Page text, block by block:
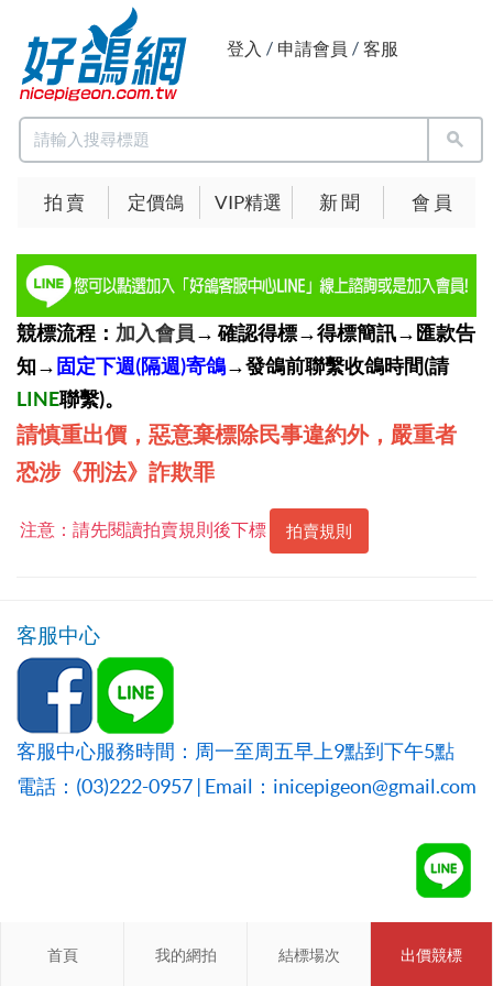
登入 / 申請會員 / 客服
拍 賣 定價鴿 VIP精選 新 聞 會 員
競標流程： 加入會員→ 確認得標→得標簡訊→匯款告
知→ 固定下週(隔週)寄鴿→發鴿前聯繫收鴿時間(請
LINE聯繫)。
請慎重出價，惡意棄標除民事違約外，嚴重者
恐涉《刑法》詐欺罪
注意：請先閱讀拍賣規則後下標 拍賣規則
首頁 我的網拍 結標場次 出價競標
客服中心
客服中心服務時間：周一至周五早上9點到下午5點
電話：(03)222-0957 | Email：inicepigeon@gmail.com
首頁 我的網拍 結標場次 會員登入